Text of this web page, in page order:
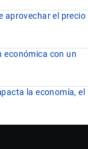
aprovechar el precio
económica con un
la economía, el